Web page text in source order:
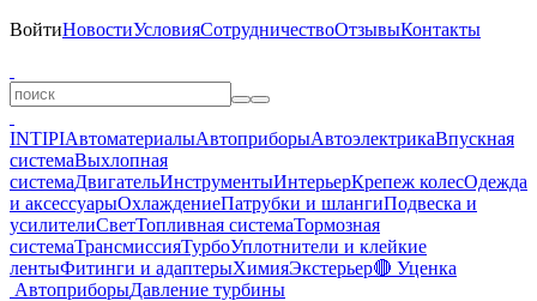
ВойтиНовостиУсловияСотрудничествоОтзывыКонтакты
INTIPIАвтоматериалыАвтоприборыАвтоэлектрикаВпускная
системаВыхлопная
системаДвигательИнструментыИнтерьерКрепеж колесОдежда
и аксессуарыОхлаждениеПатрубки и шлангиПодвеска и
усилителиСветТопливная системаТормозная
системаТрансмиссияТурбоУплотнители и клейкие
лентыФитинги и адаптерыХимияЭкстерьер🔴 Уценка
АвтоприборыДавление турбины